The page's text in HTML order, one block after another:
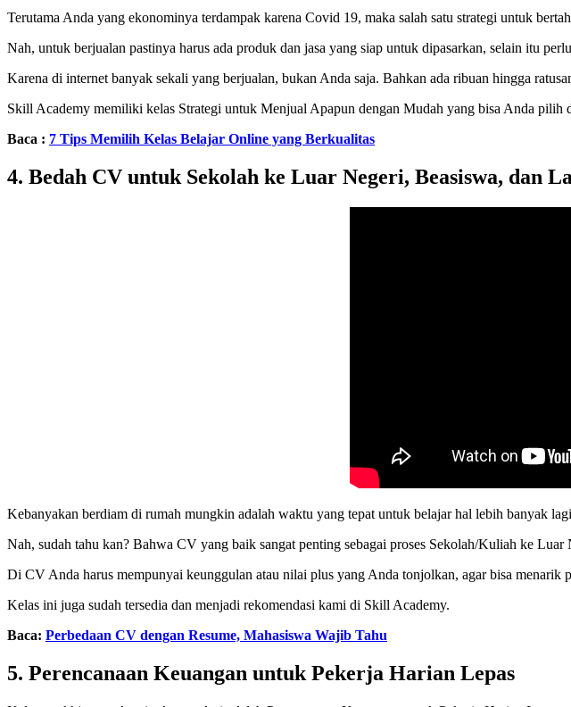
Terutama Anda yang ekonominya terdampak karena Covid 19, maka salah satu strategi untuk
Nah, untuk berjualan pastinya harus ada produk dan jasa yang siap untuk dipasarkan, selain itu
Karena di internet banyak sekali yang berjualan, bukan Anda saja. Bahkan ada ribuan hingga
Skill Academy memiliki kelas Strategi untuk Menjual Apapun dengan Mudah yang bisa Anda pilih
Baca : 7 Tips Memilih Kelas Belajar Online yang Berkualitas
4. Bedah CV untuk Sekolah ke Luar Negeri, Beasiswa, dan
Kebanyakan berdiam di rumah mungkin adalah waktu yang tepat untuk belajar hal lebih banyak
Nah, sudah tahu kan? Bahwa CV yang baik sangat penting sebagai proses Sekolah/Kuliah ke
Di CV Anda harus mempunyai keunggulan atau nilai plus yang Anda tonjolkan, agar bisa
Kelas ini juga sudah tersedia dan menjadi rekomendasi kami di Skill Academy.
Baca: Perbedaan CV dengan Resume, Mahasiswa Wajib Tahu
5. Perencanaan Keuangan untuk Pekerja Harian Lepas